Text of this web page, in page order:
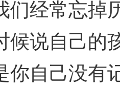
们经常忘掉
候说自己的
你自己没有